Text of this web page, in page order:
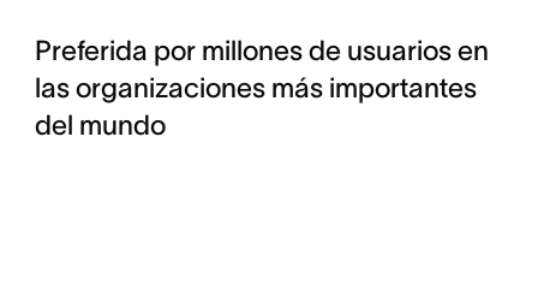
Preferida por millones de usuarios en
las organizaciones más importantes
del mundo